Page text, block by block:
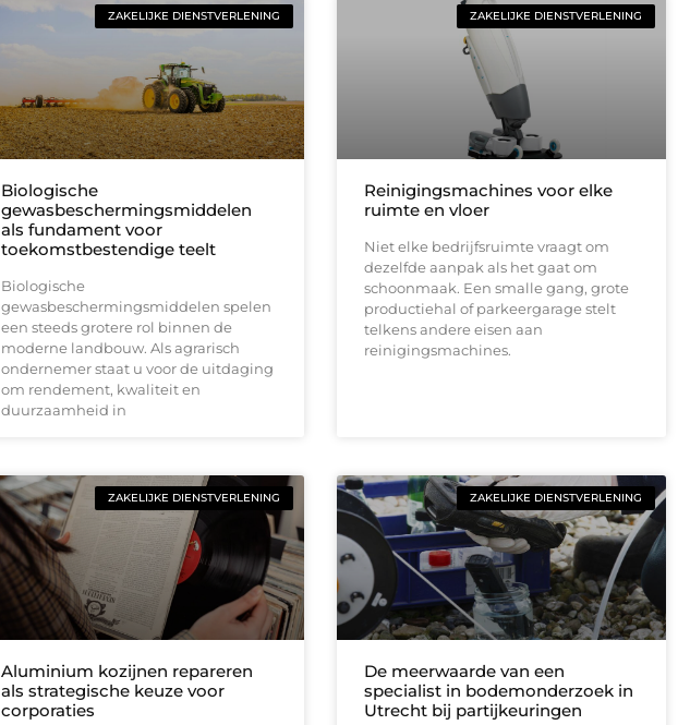
ZAKELIJKE DIENSTVERLENING
Biologische
gewasbeschermingsmiddelen
als fundament voor
toekomstbestendige teelt
Biologische
gewasbeschermingsmiddelen spelen
een steeds grotere rol binnen de
moderne landbouw. Als agrarisch
ondernemer staat u voor de uitdaging
om rendement, kwaliteit en
duurzaamheid in
ZAKELIJKE DIENSTVERLENING
Reinigingsmachines voor elke
ruimte en vloer
Niet elke bedrijfsruimte vraagt om
dezelfde aanpak als het gaat om
schoonmaak. Een smalle gang, grote
productiehal of parkeergarage stelt
telkens andere eisen aan
reinigingsmachines.
ZAKELIJKE DIENSTVERLENING
Aluminium kozijnen repareren
als strategische keuze voor
corporaties
ZAKELIJKE DIENSTVERLENING
De meerwaarde van een
specialist in bodemonderzoek in
Utrecht bij partijkeuringen